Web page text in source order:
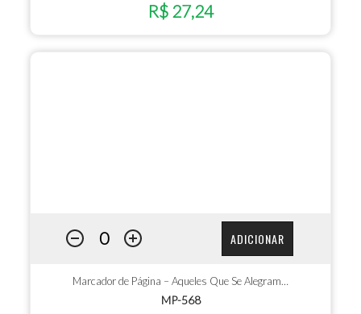
R$ 27,24
ADICIONAR
Marcador de Página – Aqueles Que Se Alegram…
MP-568